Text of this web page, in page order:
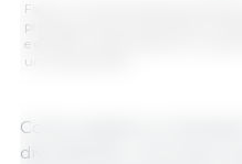
Figura 1. Confronto del prezzo del
principali mercati concorrenti in €/
e del 2024. Fonte: 3tres3. Per i
una resa del 76%.
Come vediamo, le
diversificate. In Europa i